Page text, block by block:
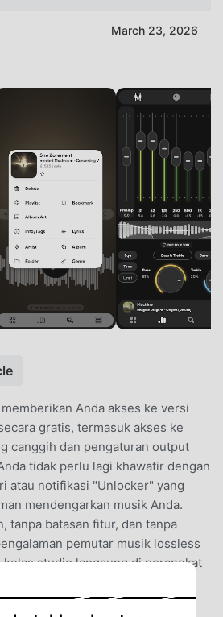
March 23, 2026
memberikan Anda akses ke versi
gratis, termasuk akses ke
canggih dan pengaturan output
tidak perlu lagi khawatir dengan
atau notifikasi "Unlocker" yang
mendengarkan musik Anda.
tanpa batasan fitur, dan tanpa
pemutar musik lossless
studio langsung di perangkat